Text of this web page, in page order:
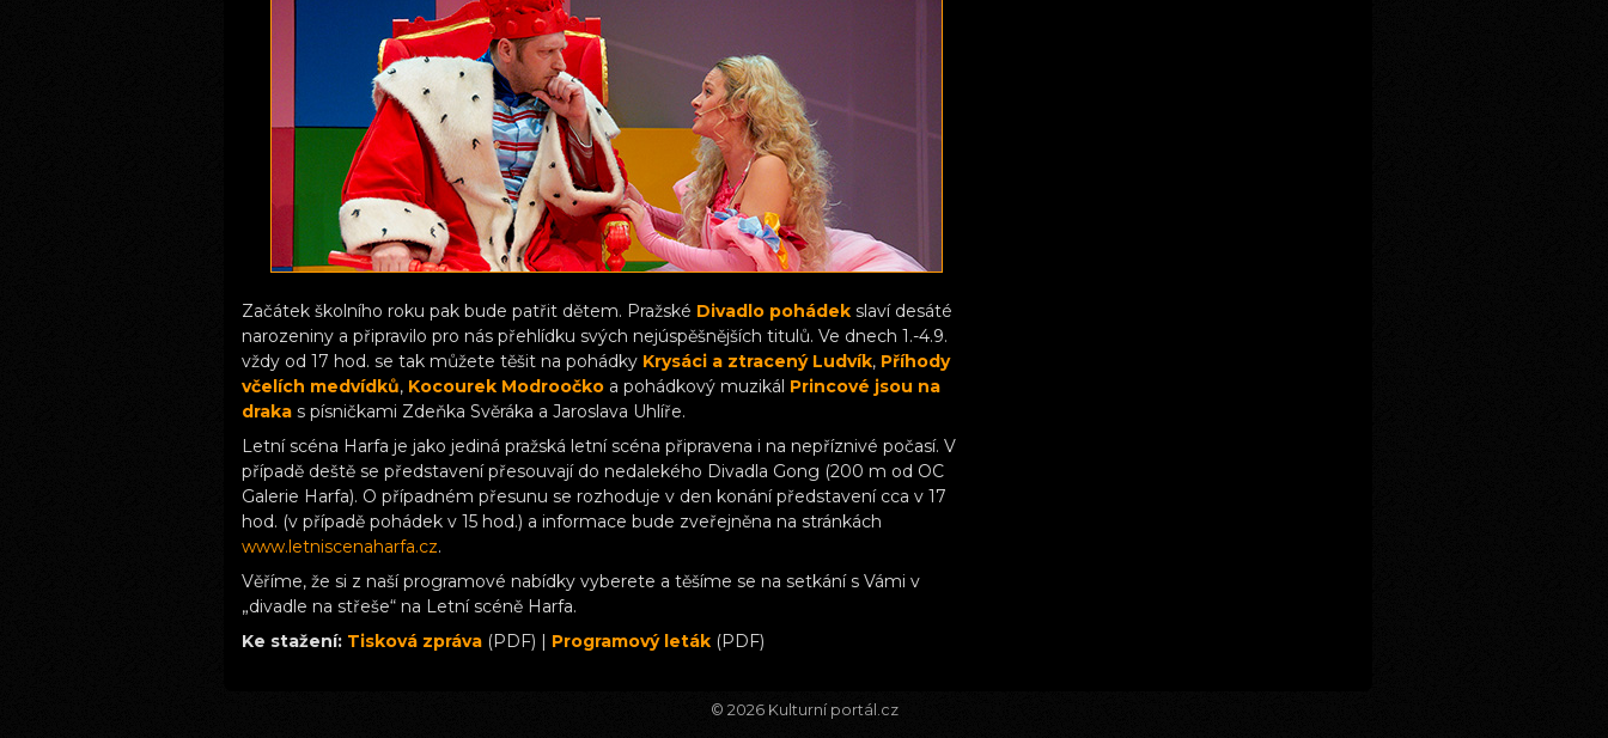
Začátek školního roku pak bude patřit dětem. Pražské Divadlo pohádek slaví desáté
narozeniny a připravilo pro nás přehlídku svých nejúspěšnějších titulů. Ve dnech 1.-4.9.
vždy od 17 hod. se tak můžete těšit na pohádky Krysáci a ztracený Ludvík, Příhody
včelích medvídků, Kocourek Modroočko a pohádkový muzikál Princové jsou na
draka s písničkami Zdeňka Svěráka a Jaroslava Uhlíře.
Letní scéna Harfa je jako jediná pražská letní scéna připravena i na nepříznivé počasí. V
případě deště se představení přesouvají do nedalekého Divadla Gong (200 m od OC
Galerie Harfa). O případném přesunu se rozhoduje v den konání představení cca v 17
hod. (v případě pohádek v 15 hod.) a informace bude zveřejněna na stránkách
www.letniscenaharfa.cz.
Věříme, že si z naší programové nabídky vyberete a těšíme se na setkání s Vámi v
„divadle na střeše“ na Letní scéně Harfa.
Ke stažení: Tisková zpráva (PDF) | Programový leták (PDF)
© 2026 Kulturní portál.cz